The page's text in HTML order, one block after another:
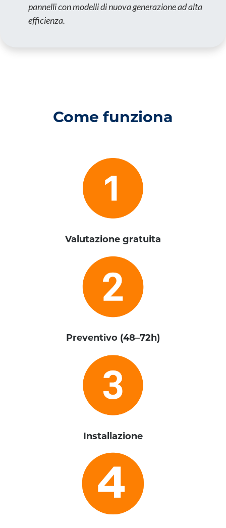
pannelli con modelli di nuova generazione ad alta
efficienza.
Come funziona
Valutazione gratuita
Preventivo (48–72h)
Installazione